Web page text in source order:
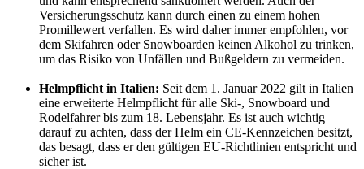
Versicherungsschutz kann durch einen zu einem hohen
Promillewert verfallen. Es wird daher immer empfohlen, vor
dem Skifahren oder Snowboarden keinen Alkohol zu trinken,
um das Risiko von Unfällen und Bußgeldern zu vermeiden.
Helmpflicht in Italien: Seit dem 1. Januar 2022 gilt in Italien
eine erweiterte Helmpflicht für alle Ski-, Snowboard und
Rodelfahrer bis zum 18. Lebensjahr. Es ist auch wichtig
darauf zu achten, dass der Helm ein CE-Kennzeichen besitzt,
das besagt, dass er den gültigen EU-Richtlinien entspricht und
sicher ist.